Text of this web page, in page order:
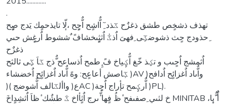
.
تهذف ذشخٍص طشق ذغزٌح ػذد ِٓ اٌّاشٍح اٌّحٍٍح ،لّٕا تايذحمٍك يَدج صٍِٕح
ِحذودج حٍث ذشوضػٍى ِفهىَ اٌذػُ اٌثثٍٍىخشافً ٌششوط اٌرغٍٍش حىي
ذغزٌح
اٌثمشج اٌحٍىب و تؼذ خّغ اٌّؼٍىِاخ فً ِٕطمح اٌذساعح ٌّذج ػاَ ػٍى ثالثح
ػٕاصش أعاعٍح: وهً اٌّىاد اٌغزائٍح اٌخضشاء )AV )واٌّىاد اٌغزائٍح اٌدافح
)ع( واألػالف اٌّشوضج )AC )اٌّرؼٍمح تإٔراج اٌحٍٍة )PL).